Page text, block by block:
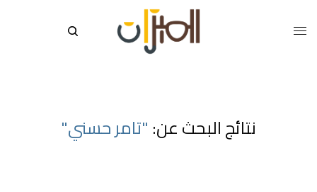
نتائج البحث عن: "تامر حسني"